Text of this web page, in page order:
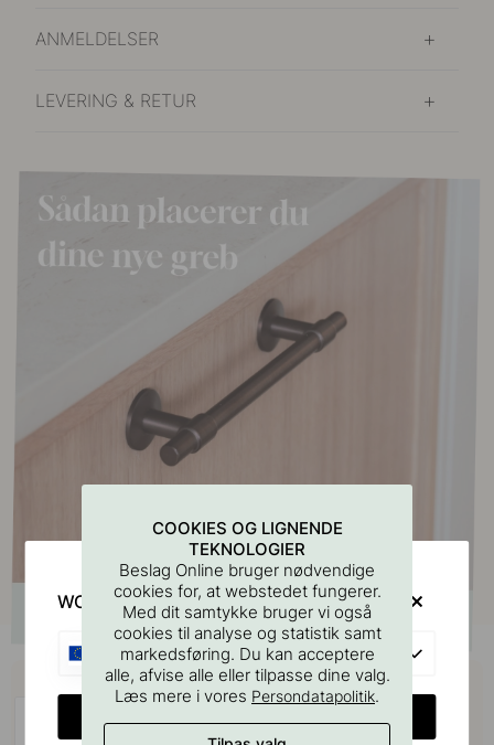
ANMELDELSER
LEVERING & RETUR
Køb sammen med
COOKIES OG LIGNENDE
TEKNOLOGIER
Beslag Online bruger nødvendige
cookies for, at webstedet fungerer.
Med dit samtykke bruger vi også
cookies til analyse og statistik samt
markedsføring. Du kan acceptere
alle, afvise alle eller tilpasse dine valg.
Læs mere i vores Persondatapolitik.
WOULD YOU RATHER VISIT?
EU